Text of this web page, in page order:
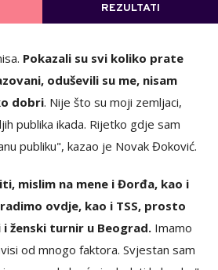
REZULTATI
Pokazali su svi koliko prate
oduševili su me, nisam
dobri. Nije što su moji zemljaci,
publika ikada. Rijetko gdje sam
publiku", kazao je Novak Đoković.
mislim na mene i Đorđa, kao i
ovdje, kao i TSS, prosto
ženski turnir u Beograd. Imamo
od mnogo faktora. Svjestan sam